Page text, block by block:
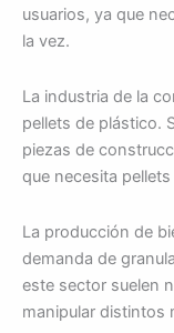
usuarios, ya que
la vez.
La industria de la
pellets de plástico.
piezas de
que necesita
La producción de
demanda de
este sector suelen
manipular distintos